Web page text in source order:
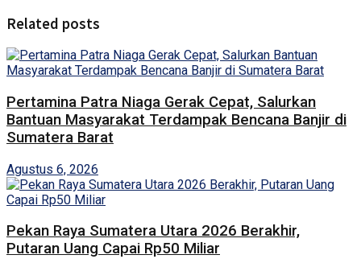
Related posts
Pertamina Patra Niaga Gerak Cepat, Salurkan
Bantuan Masyarakat Terdampak Bencana Banjir di
Sumatera Barat
Agustus 6, 2026
Pekan Raya Sumatera Utara 2026 Berakhir,
Putaran Uang Capai Rp50 Miliar